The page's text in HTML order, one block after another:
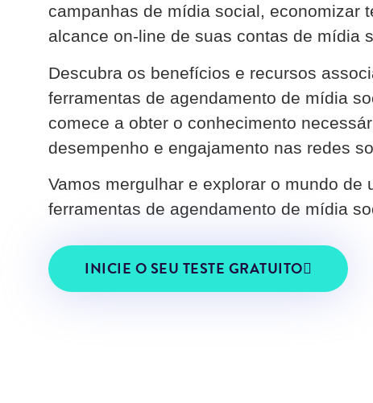
campanhas de mídia social, economizar
alcance on-line de suas contas de mídia
Descubra os benefícios e recursos
ferramentas de agendamento de mídia
comece a obter o conhecimento
desempenho e engajamento nas redes
Vamos mergulhar e explorar o mundo de
ferramentas de agendamento de mídia
INICIE O SEU TESTE GRATUITO